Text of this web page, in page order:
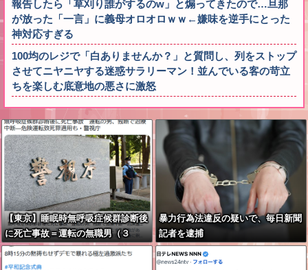
報告したら「草刈り誰がするのw」と煽ってきたので…旦那
が放った「一言」に義母オロオロｗｗ←嫌味を逆手にとった
神対応すぎる
100均のレジで「白ありませんか？」と質問し、列をストップ
させてニヤニヤする迷惑サラリーマン！並んでいる客の苛立
ちを楽しむ底意地の悪さに激怒
【東京】睡眠時無呼吸症候群診断後
に死亡事故＝運転の無職男（３
４）、独断で治療中断―危険運転致
死罪適用も
暴力行為法違反の疑いで、毎日新聞
記者を逮捕